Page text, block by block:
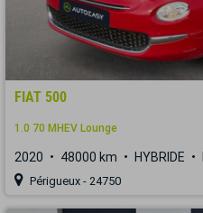
FIAT 500
1.0 70 MHEV Lounge
2020 48000 km HYBRIDE
Périgueux - 24750